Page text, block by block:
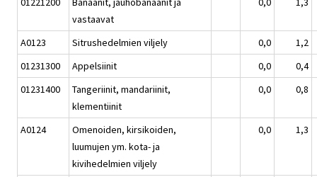
vastaavat
A0123 Sitrushedelmien viljely 0,0
1,2
01231300
Appelsiinit 0,0
0,4
01231400
Tangeriinit, mandariinit,
klementiinit
0,0 0,8
A0124
Omenoiden, kirsikoiden,
luumujen ym. kota- ja
kivihedelmien viljely
0,0 1,3